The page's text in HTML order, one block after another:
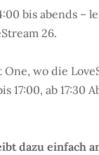
bis abends
26.
wo die
17:00, ab
dazu einfach